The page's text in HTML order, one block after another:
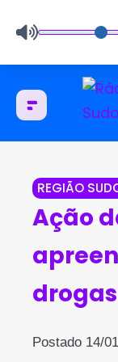
REGIÃO
Ação
Postado 14/